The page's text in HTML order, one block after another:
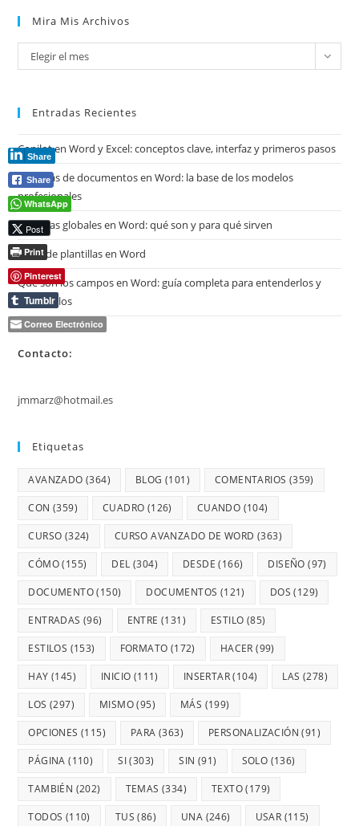
Mira Mis Archivos
Mira
mis
Elegir el mes
Entradas Recientes
Copilot en Word y Excel: conceptos clave, interfaz y primeros pasos
Plantillas de documentos en Word: la base de los modelos
profesionales
Plantillas globales en Word: qué son y para qué sirven
Tipos de plantillas en Word
Qué son los campos en Word: guía completa para entenderlos y
dominarlos
Contacto:
jmmarz@hotmail.es
Etiquetas
AVANZADO (364) BLOG (101) COMENTARIOS (359)
CON (359) CUADRO (126) CUANDO (104)
CURSO (324) CURSO AVANZADO DE WORD (363)
CÓMO(155) DEL (304) DESDE (166) DISEÑO (97)
DOCUMENTO(150) DOCUMENTOS (121) DOS (129)
ENTRADAS (96) ENTRE (131) ESTILO (85)
ESTILOS (153) FORMATO (172) HACER (99)
HAY (145) INICIO (111) INSERTAR(104) LAS (278)
LOS (297) MISMO(95) MÁS (199)
OPCIONES (115) PARA (363) PERSONALIZACIÓN (91)
PÁGINA (110) SI(303) SIN (91) SOLO (136)
TAMBIÉN (202) TEMAS (334) TEXTO(179)
TODOS (110) TUS (86) UNA (246) USAR (115)
Share
Share
WhatsApp
Post
Print
Pinterest
Tumblr
Correo Electrónico